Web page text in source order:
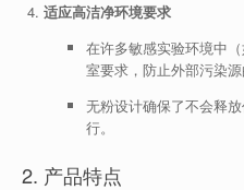
适应高洁净环境要求
在许多敏感实验环境中
室要求，防止外部污染源
无粉设计确保了不会释
行。
2. 产品特点